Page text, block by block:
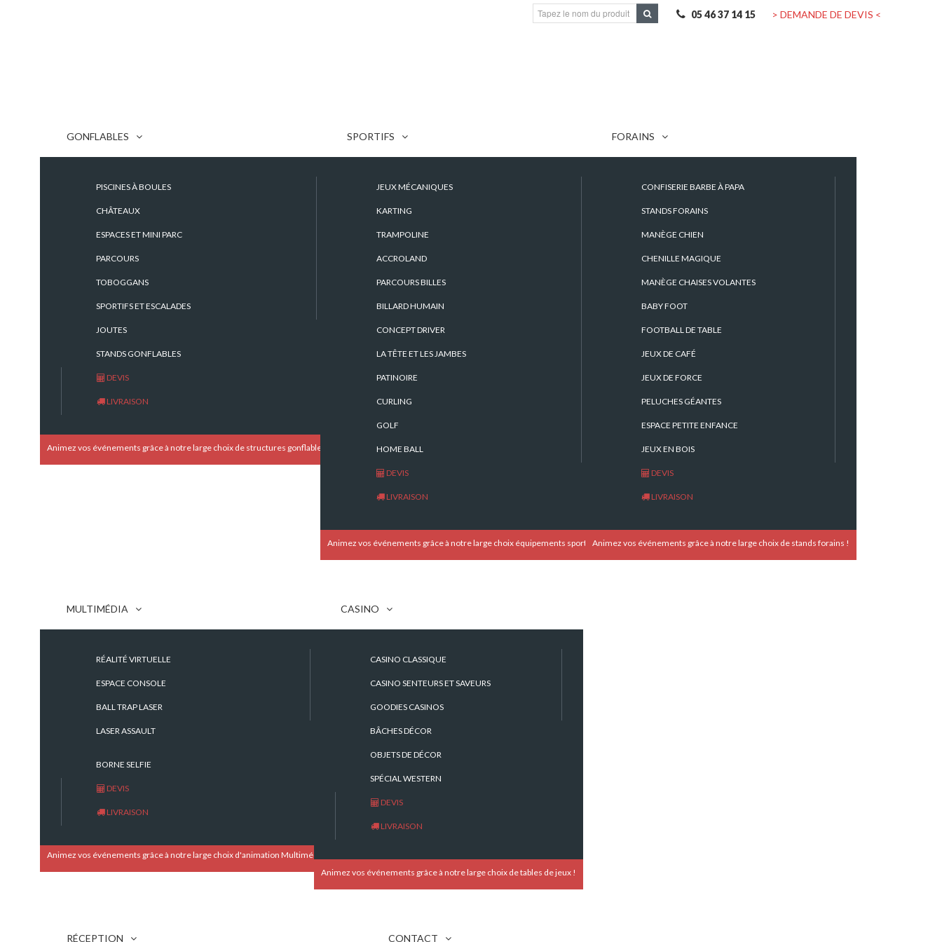
05 46 37 14 15 > DEMANDE DE DEVIS <
GONFLABLES
PISCINES À BOULES
CHÂTEAUX
ESPACES ET MINI PARC
PARCOURS
TOBOGGANS
SPORTIFS ET ESCALADES
JOUTES
STANDS GONFLABLES
DEVIS
LIVRAISON
Animez vos événements grâce à notre large choix de structures gonflables !
SPORTIFS
JEUX MÉCANIQUES
KARTING
TRAMPOLINE
ACCROLAND
PARCOURS BILLES
BILLARD HUMAIN
CONCEPT DRIVER
LA TÊTE ET LES JAMBES
PATINOIRE
CURLING
GOLF
HOME BALL
DEVIS
LIVRAISON
Animez vos événements grâce à notre large choix équipements sportifs
FORAINS
CONFISERIE BARBE À PAPA
STANDS FORAINS
MANÈGE CHIEN
CHENILLE MAGIQUE
MANÈGE CHAISES VOLANTES
BABY FOOT
FOOTBALL DE TABLE
JEUX DE CAFÉ
JEUX DE FORCE
PELUCHES GÉANTES
ESPACE PETITE ENFANCE
JEUX EN BOIS
DEVIS
LIVRAISON
Animez vos événements grâce à notre large choix de stands forains !
MULTIMÉDIA
RÉALITÉ VIRTUELLE
ESPACE CONSOLE
BALL TRAP LASER
LASER ASSAULT
BORNE SELFIE
DEVIS
LIVRAISON
Animez vos événements grâce à notre large choix d'animation Multimédia
CASINO
CASINO CLASSIQUE
CASINO SENTEURS ET SAVEURS
GOODIES CASINOS
BÂCHES DÉCOR
OBJETS DE DÉCOR
SPÉCIAL WESTERN
DEVIS
LIVRAISON
Animez vos événements grâce à notre large choix de tables de jeux !
RÉCEPTION CONTACT
BALL TRAP LASER EXTÉRIEUR
Ball Trap Laser extérieur
900 € HT - 1080 TTC
incassables, 1 tente 3x3
1 animateur pour le montage, démontage
Contactez-nous
[group group-61]
[/group]